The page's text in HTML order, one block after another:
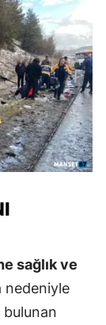
sağlık ve
nedeniyle
bulunan